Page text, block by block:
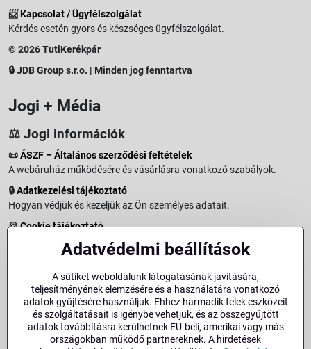
📨Kapcsolat / Ügyfélszolgálat
Kérdés esetén gyors és készséges ügyfélszolgálat.
© 2026 TutiKerékpár
🔒 JDB Group s.r.o. | Minden jog fenntartva
Jogi + Média
⚖️ Jogi információk
📜ÁSZF – Általános szerződési feltételek
A webáruház működésére és vásárlásra vonatkozó szabályok.
🔒Adatkezelési tájékoztató
Hogyan védjük és kezeljük az Ön személyes adatait.
🍪Cookie tájékoztató
A weboldalon használt sütikről és adatkezelésről.
Vásárlástól való elállás menete és feltételei.
Elállás a szerződéstől
Impresszum
Üzemeltetői adatok és jogi tudnivalók.
Adatvédelmi beállítások
A sütiket weboldalunk látogatásának javítására,
teljesítményének elemzésére és a használatára vonatkozó
adatok gyűjtésére használjuk. Ehhez harmadik felek eszközeit
és szolgáltatásait is igénybe vehetjük, és az összegyűjtött
adatok továbbításra kerülhetnek EU-beli, amerikai vagy más
országokban működő partnereknek. A hirdetések